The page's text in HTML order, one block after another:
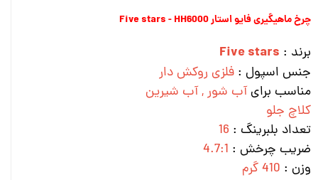
چرخ ماهیگیری فایو استار Five stars - HH6000
برند : Five stars
جنس اسپول : فلزی روکش دار
مناسب برایآب شور , آب شیرین
کلاچ جلو
تعداد بلبرینگ : 16
ضریب چرخش : 4.7:1
وزن : 410 گرم